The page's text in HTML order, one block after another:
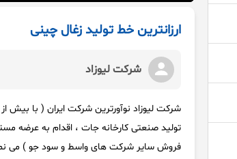
ارزانترین خط تولید زغال چینی
شرکت لیوزاد
شرکت لیوزاد نوآورترین شرکت ایران ( با
فروش سایر شرکت های واسط و سود جو ) می